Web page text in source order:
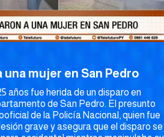
una mujer en San Pedro
años fue herida de un disparo en
de San Pedro. El presunto
de la Policía Nacional, quien fue
grave y asegura que el disparo se